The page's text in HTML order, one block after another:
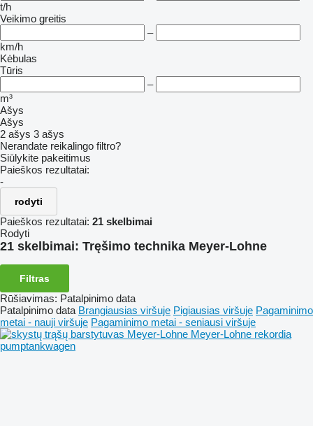
t/h
Veikimo greitis
–
km/h
Kėbulas
Tūris
–
m³
Ašys
Ašys
2 ašys 3 ašys
Nerandate reikalingo filtro?
Siūlykite pakeitimus
Paieškos rezultatai:
-
rodyti
Paieškos rezultatai: 21 skelbimai
Rodyti
21 skelbimai: Tręšimo technika Meyer-Lohne
Filtras
Rūšiavimas: Patalpinimo data
Patalpinimo data Brangiausias viršuje Pigiausias viršuje Pagaminimo
metai - nauji viršuje Pagaminimo metai - seniausi viršuje